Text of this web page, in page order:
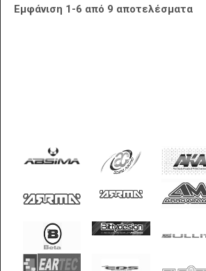
Εμφάνιση 1-6 από 9 αποτελέσματα